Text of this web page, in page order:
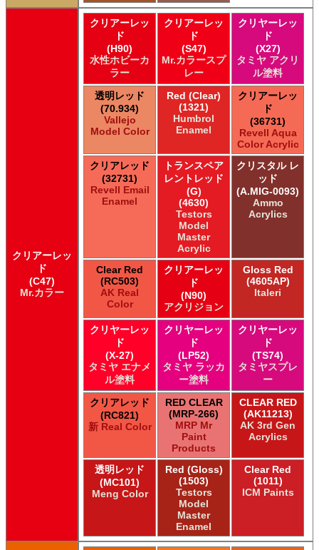
クリアーレッ
ド
(C47)
Mr.カラー
クリアーレッ
ド
(H90)
水性ホビーカ
ラー
クリアーレッ
ド
(S47)
Mr.カラースプ
レー
クリヤーレッ
ド
(X27)
タミヤ アクリ
ル塗料
透明レッド
(70.934)
Vallejo
Model Color
Red (Clear)
(1321)
Humbrol
Enamel
クリアーレッ
ド
(36731)
Revell Aqua
Color Acrylic
クリアレッド
(32731)
Revell Email
Enamel
トランスペア
レントレッド
(G)
(4630)
Testors
Model
Master
Acrylic
クリスタル レ
ッド
(A.MIG-0093)
Ammo
Acrylics
Clear Red
(RC503)
AK Real
Color
クリアーレッ
ド
(N90)
アクリジョン
Gloss Red
(4605AP)
Italeri
クリヤーレッ
ド
(X-27)
タミヤ エナメ
ル塗料
クリヤーレッ
ド
(LP52)
タミヤ ラッカ
ー塗料
クリヤーレッ
ド
(TS74)
タミヤスプレ
ー
クリアレッド
(RC821)
新 Real Color
RED CLEAR
(MRP-266)
MRP Mr
Paint
Products
CLEAR RED
(AK11213)
AK 3rd Gen
Acrylics
透明レッド
(MC101)
Meng Color
Red (Gloss)
(1503)
Testors
Model
Master
Enamel
Clear Red
(1011)
ICM Paints